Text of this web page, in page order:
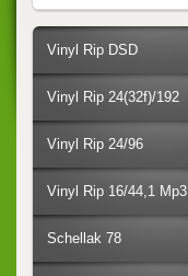
Vinyl Rip DSD
Vinyl Rip 24(32f)/192
Vinyl Rip 24/96
Vinyl Rip 16/44,1 Mp3
Schellak 78